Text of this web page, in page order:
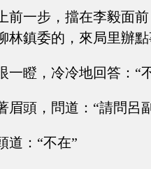
前一步，擋在李毅面
林鎮委的，來局里辦
一瞪，冷冷地回答：“
眉頭，問道：“請問呂
道：“不在”